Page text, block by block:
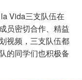
Vida三支队伍在
员密切合作、精益
视频，三支队伍都
的同学们也积极备